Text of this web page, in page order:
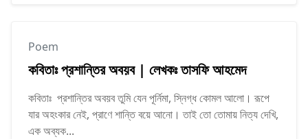
Poem
কবিতাঃ প্রশান্তির অবয়ব | লেখকঃ তাসফি আহমেদ
কবিতাঃ প্রশান্তির অবয়ব তুমি যেন পূর্নিমা, স্নিগ্ধ কোমল আলো। রূপে
যার অহংকার নেই, প্রাণে শান্তি বয়ে আনো। তাই তো তোমায় নিত্য দেখি,
এক অব্যক...